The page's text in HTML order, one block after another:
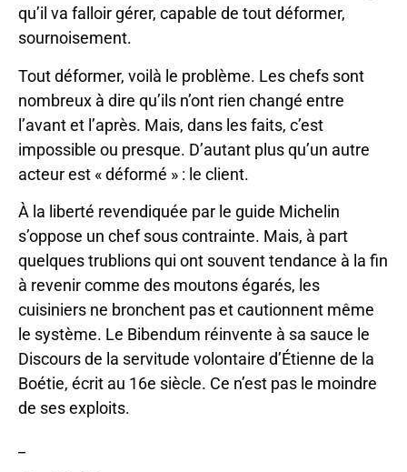
qu’il va falloir gérer, capable de tout déformer,
sournoisement.
Tout déformer, voilà le problème. Les chefs sont
nombreux à dire qu’ils n’ont rien changé entre
l’avant et l’après. Mais, dans les faits, c’est
impossible ou presque. D’autant plus qu’un autre
acteur est « déformé » : le client.
À la liberté revendiquée par le guide Michelin
s’oppose un chef sous contrainte. Mais, à part
quelques trublions qui ont souvent tendance à la fin
à revenir comme des moutons égarés, les
cuisiniers ne bronchent pas et cautionnent même
le système. Le Bibendum réinvente à sa sauce le
Discours de la servitude volontaire d’Étienne de la
Boétie, écrit au 16e siècle. Ce n’est pas le moindre
de ses exploits.